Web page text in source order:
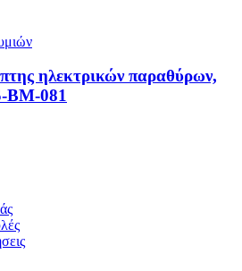
ηλεκτρικών παραθύρων,
BM-081